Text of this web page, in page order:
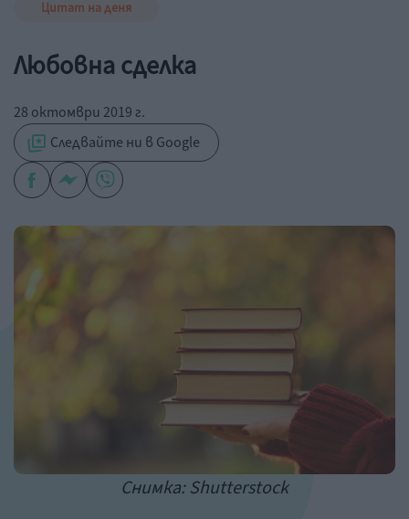
Цитат на деня
Любовна сделка
28 октомври 2019 г.
Следвайте ни в Google
Снимка: Shutterstock